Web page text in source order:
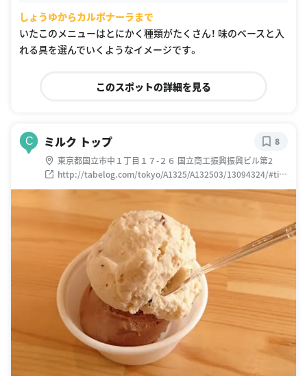
しょうゆからカルボナーラまで
いたこのメニューはとにかく種類がたくさん！ 味のベースと入
れる具を選んでいくようなイメージです。
このスポットの詳細を見る
C ミルク トップ
東京都国立市中１丁目１７-２６ 国立商工振興振興ビル第2
http://tabelog.com/tokyo/A1325/A132503/13094324/#titl
e-rstdata
8